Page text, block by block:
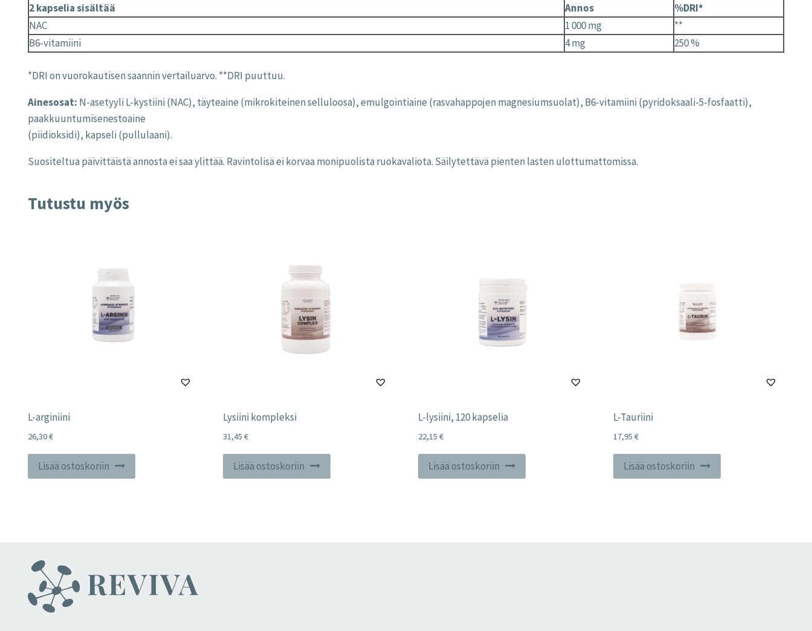
2 kapselia sisältää Annos
%DRI*
NAC
1 000 mg
**
B6-vitamiini
4 mg 250 %
*DRI on vuorokautisen saannin vertailuarvo. **DRI puuttuu.
Ainesosat: N-asetyyli L-kystiini (NAC), täyteaine (mikrokiteinen selluloosa), emulgointiaine (rasvahappojen magnesiumsuolat), B6-vitamiini (pyridoksaali-5-fosfaatti),
paakkuuntumisenestoaine
(piidioksidi), kapseli (pullulaani).
Suositeltua päivittäistä annosta ei saa ylittää. Ravintolisä ei korvaa monipuolista ruokavaliota. Säilytettävä pienten lasten ulottumattomissa.
Tutustu myös
L-arginiini
26,30€
Lisää ostoskoriin
Lysiini kompleksi
31,45 €
Lisää ostoskoriin
L-lysiini, 120 kapselia
22,15 €
Lisää ostoskoriin
L-Tauriini
17,95 €
Lisää ostoskoriin